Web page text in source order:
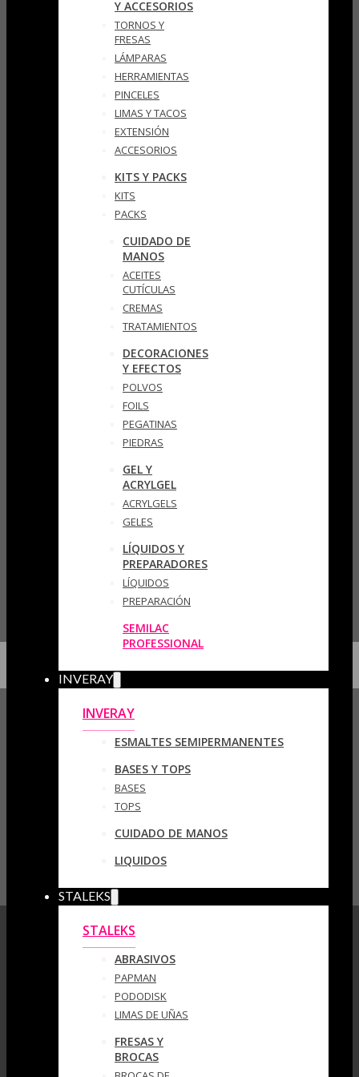
Y ACCESORIOS
TORNOS Y
FRESAS
LÁMPARAS
HERRAMIENTAS
PINCELES
LIMAS Y TACOS
EXTENSIÓN
ACCESORIOS
KITS Y PACKS
KITS
PACKS
CUIDADO DE
MANOS
ACEITES
CUTÍCULAS
CREMAS
TRATAMIENTOS
DECORACIONES
Y EFECTOS
POLVOS
FOILS
PEGATINAS
PIEDRAS
GEL Y
ACRYLGEL
ACRYLGELS
GELES
LÍQUIDOS Y
PREPARADORES
LÍQUIDOS
PREPARACIÓN
SEMILAC
PROFESSIONAL
INVERAY
INVERAY
ESMALTES SEMIPERMANENTES
BASES Y TOPS
BASES
TOPS
CUIDADO DE MANOS
LIQUIDOS
STALEKS
STALEKS
ABRASIVOS
PAPMAN
PODODISK
LIMAS DE UÑAS
FRESAS Y
BROCAS